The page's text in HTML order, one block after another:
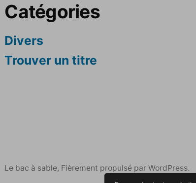
Catégories
Divers
Trouver un titre
Le bac à sable, Fièrement propulsé par WordPress.